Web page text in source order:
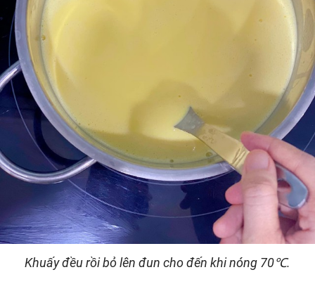
Khuấy đều rồi bỏ lên đun cho đến khi nóng 70℃.